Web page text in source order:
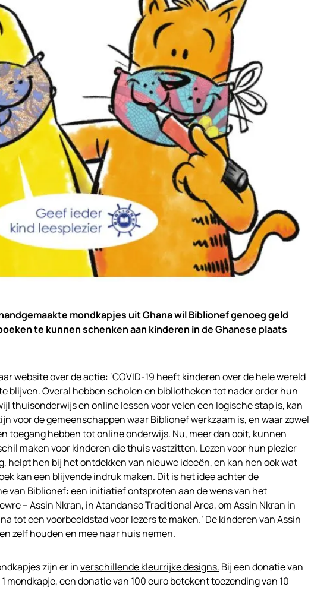
mondkapjes uit Ghana wil Biblionef genoeg geld
te kunnen schenken aan kinderen in de Ghanese plaats
websiteover de actie: ‘COVID-19 heeft kinderen over de hele wereld
blijven. Overal hebben scholen en bibliotheken tot nader order hun
thuisonderwijs en online lessen voor velen een logische stap is, kan
voor de gemeenschappen waar Biblionef werkzaam is, en waar zowel
toegang hebben tot online onderwijs. Nu, meer dan ooit, kunnen
maken voor kinderen die thuis vastzitten. Lezen voor hun plezier
helpt hen bij het ontdekken van nieuwe ideeën, en kan hen ook wat
kan een blijvende indruk maken. Dit is het idee achter de
van Biblionef: een initiatief ontsproten aan de wens van het
– Assin Nkran, in Atandanso Traditional Area, om Assin Nkran in
tot een voorbeeldstad voor lezers te maken.’ De kinderen van Assin
zelf houden en mee naar huis nemen.
zijn er inverschillende kleurrijke designs. Bij een donatie van
mondkapje, een donatie van 100 euro betekent toezending van 10